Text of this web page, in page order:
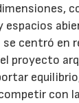
espacios
centró en
proyecto
con